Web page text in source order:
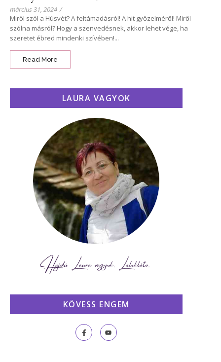
március 31, 2024 /
Miről szól a Húsvét? A feltámadásról! A hit győzelméről! Miről
szólna másról? Hogy a szenvedésnek, akkor lehet vége, ha
szeretet ébred mindenki szívében!...
Read More
LAURA VAGYOK
KÖVESS ENGEM